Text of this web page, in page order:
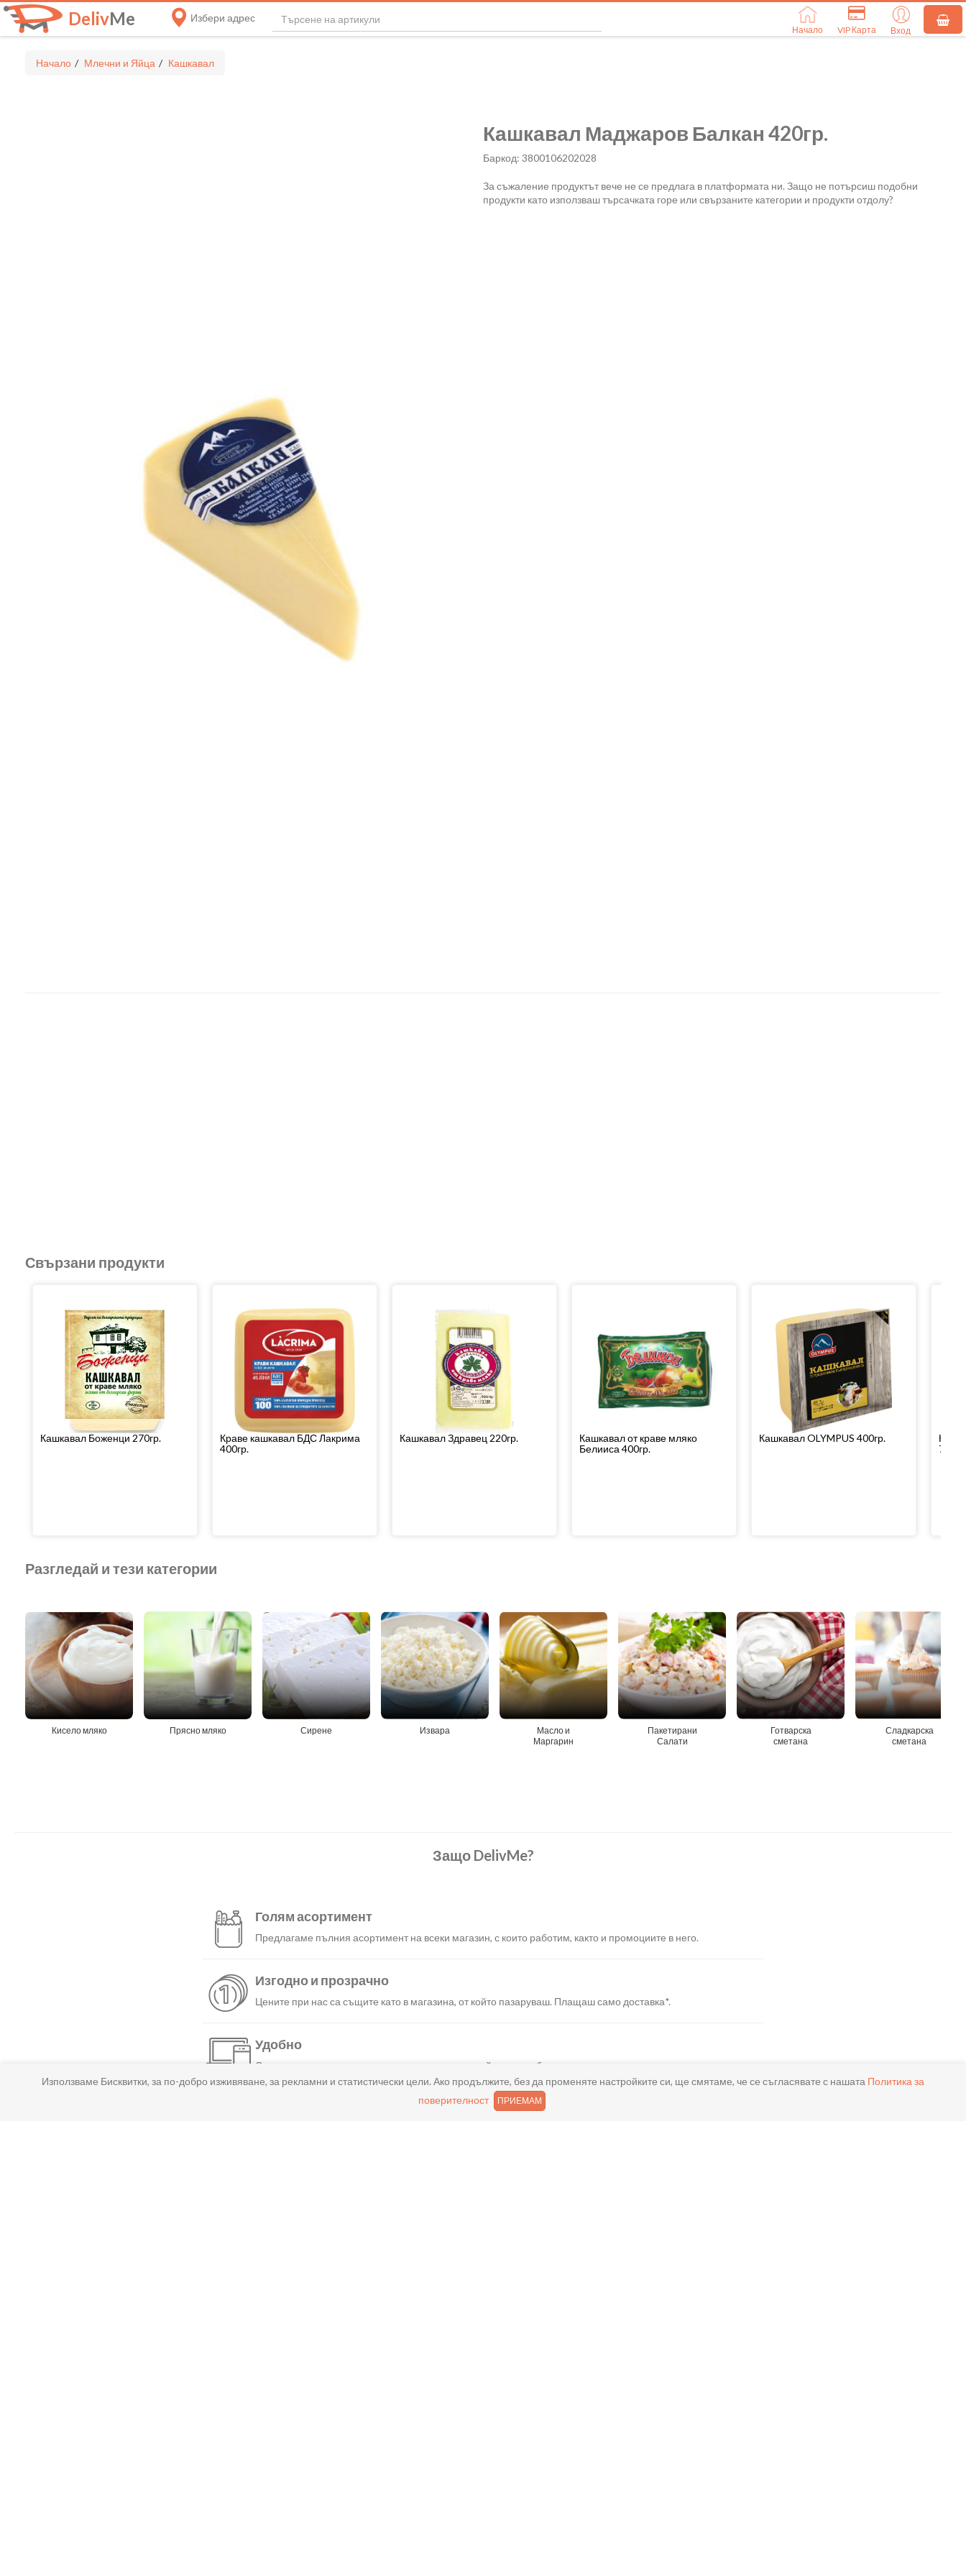
DelivMe Избери адрес
Начало VIP Карта Вход
Начало Млечни и Яйца Кашкавал
Кашкавал Маджаров Балкан 420гр.
Баркод: 3800106202028
За съжаление продуктът вече не се предлага в платформата ни. Защо не потърсиш подобни
продукти като използваш търсачката горе или свързаните категории и продукти отдолу?
Свързани продукти
Кашкавал Боженци 270гр.
Краве кашкавал БДС Лакрима
400гр.
Кашкавал Здравец 220гр.
Кашкавал от краве мляко
Белииса 400гр.
Кашкавал OLYMPUS 400гр.
Разгледай и тези категории
Кисело мляко Прясно мляко Сирене Извара
Масло и
Маргарин
Пакетирани
Салати
Готварска
сметана
Сладкарска
сметана
Защо DelivMe?
Голям асортимент
Предлагаме пълния асортимент на всеки магазин, с които работим, както и промоциите в него.
Изгодно и прозрачно
Цените при нас са същите като в магазина, от който пазаруваш. Плащаш само доставка*.
Удобно
С няколко натискания създаваш поръчка, през сайта или мобилните ни приложения.
Използваме Бисквитки, за по-добро изживяване, за рекламни и статистически цели. Ако продължите, без да променяте настройките си, ще смятаме, че се съгласявате с нашата Политика за
поверителност
ПРИЕМАМ